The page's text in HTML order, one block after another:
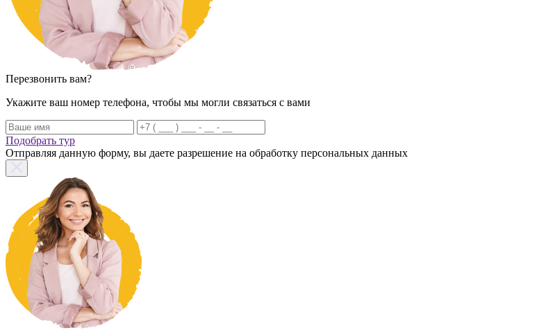
Перезвонить вам?
Укажите ваш номер телефона, чтобы мы могли связаться с вами
Подобрать тур
Отправляя данную форму, вы даете разрешение на обработку персональных данных